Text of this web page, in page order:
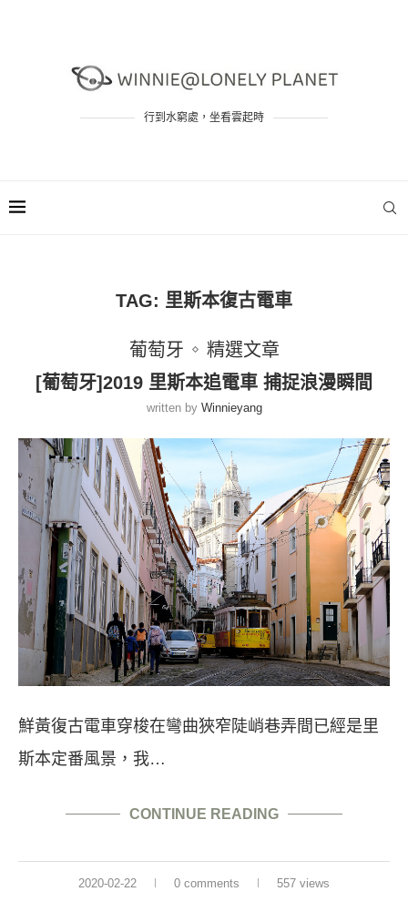
行到水窮處，坐看雲起時
TAG: 里斯本復古電車
葡萄牙
精選文章
[葡萄牙]2019 里斯本追電車 捕捉浪漫瞬間
written by Winnieyang
鮮黃復古電車穿梭在彎曲狹窄陡峭巷弄間已經是里
斯本定番風景，我…
CONTINUE READING
2020-02-22 0 comments 557 views